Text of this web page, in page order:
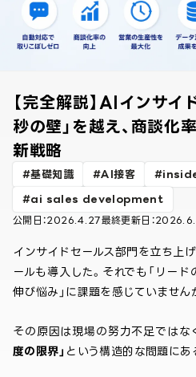
【完全解説】AIインサイ
秒の壁」を越え、商談化
新戦略
基礎知識 AI接客
ai sales development
公開日：2026.4.27最終更新日：
インサイドセールス部門を立ち上
ールも導入した。それでも「リー
伸び悩み」に課題を感じていません
その原因は現場の努力不足ではなく
度の限界」 という構造的な問題にあ